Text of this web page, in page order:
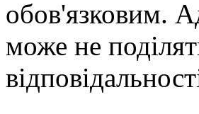
обов'язковим.
може не